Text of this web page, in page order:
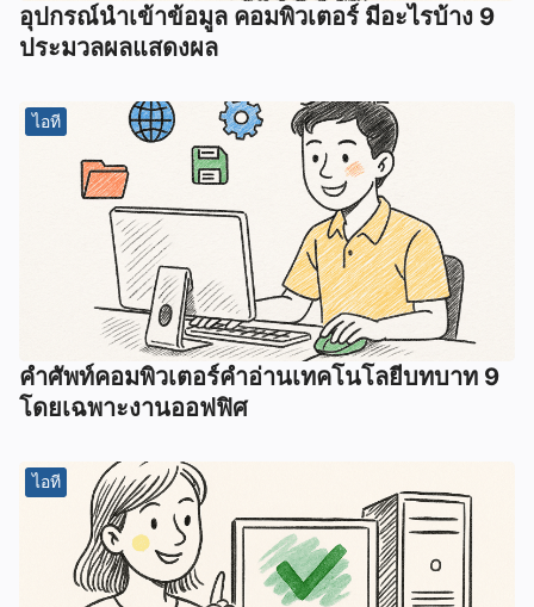
อุปกรณ์นําเข้าข้อมูล คอมพิวเตอร์ มีอะไรบ้าง 9
ประมวลผลแสดงผล
ไอที
คําศัพท์คอมพิวเตอร์คําอ่านเทคโนโลยีบทบาท 9
โดยเฉพาะงานออฟฟิศ
ไอที